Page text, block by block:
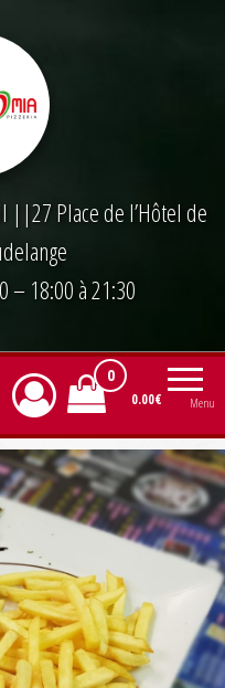
||27 Place de l’Hôtel de
– 18:00 à 21:30
Menu
0
0.00€